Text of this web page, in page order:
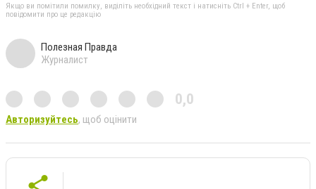
Якщо ви помітили помилку, виділіть необхідний текст і натисніть Ctrl + Enter, щоб
повідомити про це редакцію
Полезная Правда
Журналист
0,0
Авторизуйтесь, щоб оцінити